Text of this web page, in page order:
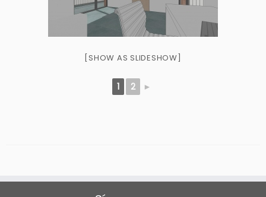
[SHOW AS SLIDESHOW]
1 2 ►